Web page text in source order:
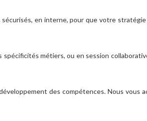
en interne, pour que votre
métiers, ou en session
des compétences. Nous vous